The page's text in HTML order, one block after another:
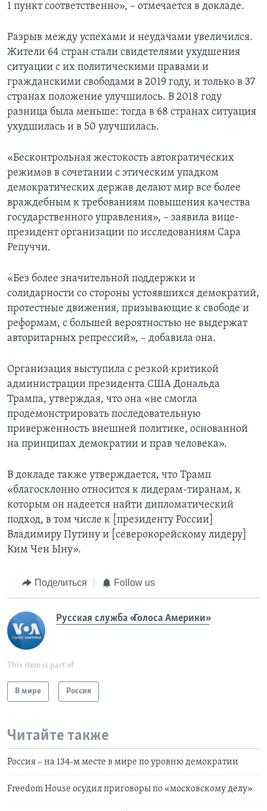
1 пункт соответственно», – отмечается в докладе.
Разрыв между успехами и неудачами увеличился.
Жители 64 стран стали свидетелями ухудшения
ситуации с их политическими правами и
гражданскими свободами в 2019 году, и только в 37
странах положение улучшилось. В 2018 году
разница была меньше: тогда в 68 странах ситуация
ухудшилась и в 50 улучшилась.
«Бесконтрольная жестокость автократических
режимов в сочетании с этическим упадком
демократических держав делают мир все более
враждебным к требованиям повышения качества
государственного управления», – заявила вице-
президент организации по исследованиям Сара
Репуччи.
«Без более значительной поддержки и
солидарности со стороны устоявшихся демократий,
протестные движения, призывающие к свободе и
реформам, с большей вероятностью не выдержат
авторитарных репрессий», – добавила она.
Организация выступила с резкой критикой
администрации президента США Дональда
Трампа, утверждая, что она «не смогла
продемонстрировать последовательную
приверженность внешней политике, основанной
на принципах демократии и прав человека».
В докладе также утверждается, что Трамп
«благосклонно относится к лидерам-тиранам, к
которым он надеется найти дипломатический
подход, в том числе к [президенту России]
Владимиру Путину и [северокорейскому лидеру]
Ким Чен Ыну».
Поделиться Follow us
Русская служба «Голоса Америки»
This item is part of
В мире Россия
Читайте также
Россия – на 134-м месте в мире по уровню демократии
Freedom House осудил приговоры по «московскому делу»